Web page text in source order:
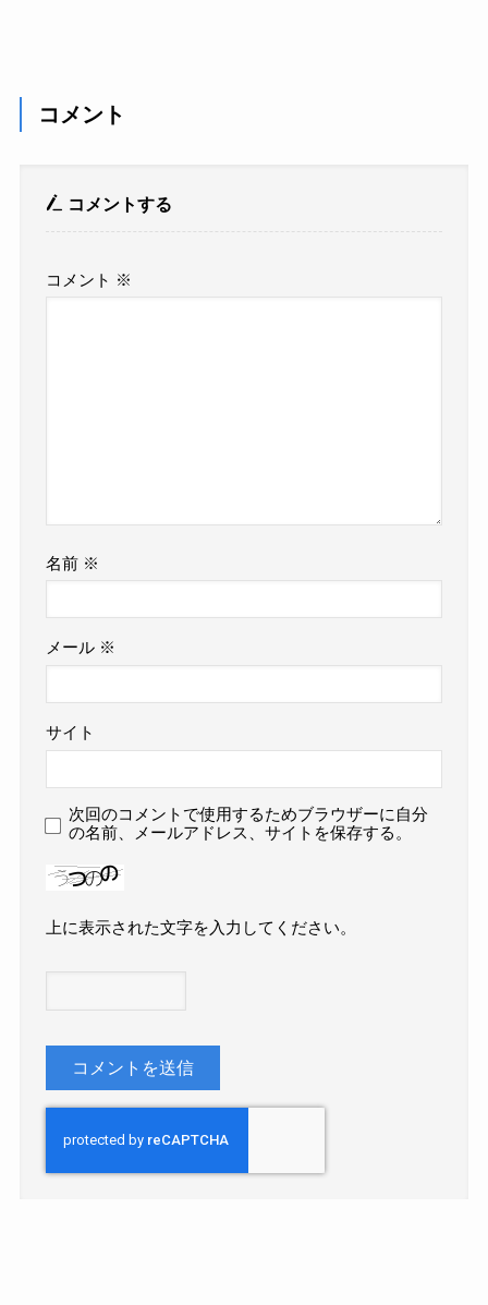
コメント
コメントする
コメント ※
名前 ※
メール ※
サイト
次回のコメントで使用するためブラウザーに自分
の名前、メールアドレス、サイトを保存する。
上に表示された文字を入力してください。